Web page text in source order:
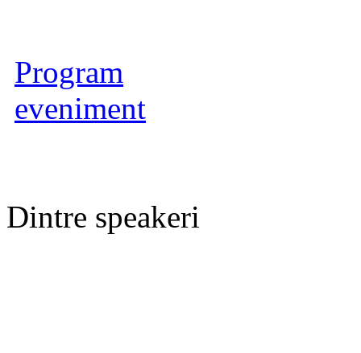
Program
eveniment
Dintre speakeri